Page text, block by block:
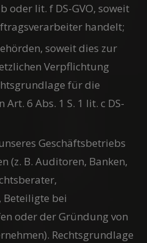
oder lit. f DS-GVO, soweit
handelt;
soweit dies zur
Verpflichtung
für die
6 Abs. 1 S. 1 lit. c DS-
Geschäftsbetriebs
(z. B. Auditoren, Banken,
bei
oder der Gründung von
Rechtsgrundlage